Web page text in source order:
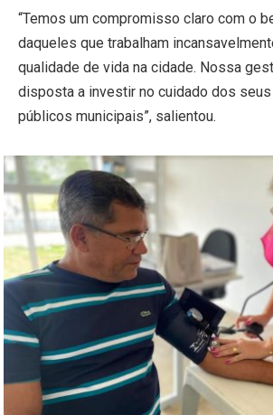
“Temos um compromisso claro com o
daqueles que trabalham
qualidade de vida na cidade. Nossa
disposta a investir no cuidado dos
públicos municipais”, salientou.